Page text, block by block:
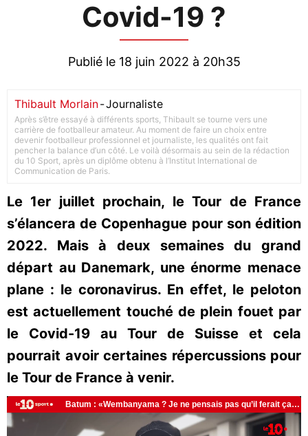
Covid-19 ?
Publié le 18 juin 2022 à 20h35
Thibault Morlain-Journaliste
Après s’être essayé à différents sports, Thibault se tourne vers une
carrière de footballeur amateur. Au moment de faire un choix entre
devenir footballeur professionnel et journaliste, les qualités ont fait
pencher la balance d’un côté. Le voilà désormais au sein de la rédaction
du 10 Sport, après un diplôme obtenu à l’Institut International de
Communication de Paris.
Le 1er juillet prochain, le Tour de France
s’élancera de Copenhague pour son édition
2022. Mais à deux semaines du grand
départ au Danemark, une énorme menace
plane : le coronavirus. En effet, le peloton
est actuellement touché de plein fouet par
le Covid-19 au Tour de Suisse et cela
pourrait avoir certaines répercussions pour
le Tour de France à venir.